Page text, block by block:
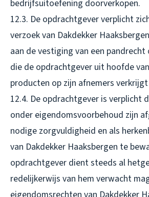
bedrijfsuitoefening doorverkopen.
12.3. De opdrachtgever verplicht
verzoek van Dakdekker
aan de vestiging van een
die de opdrachtgever uit hoofde
producten op zijn afnemers
12.4. De opdrachtgever is verplicht
onder eigendomsvoorbehoud zijn
nodige zorgvuldigheid en als
van Dakdekker Haaksbergen te
opdrachtgever dient steeds al
redelijkerwijs van hem verwacht